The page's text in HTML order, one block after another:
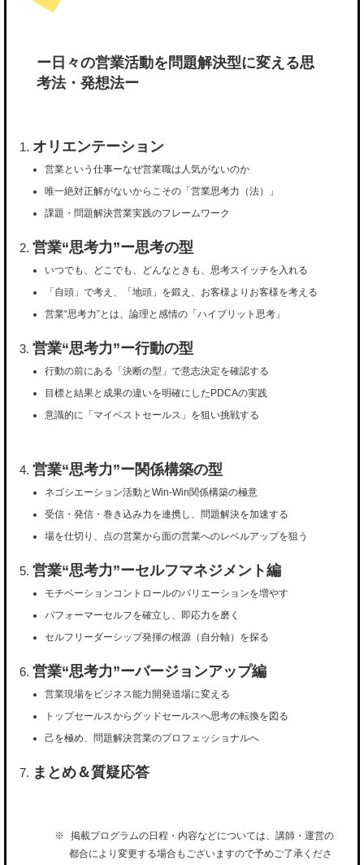
ー日々の営業活動を問題解決型に変える思
考法・発想法ー
オリエンテーション
営業という仕事ーなぜ営業職は人気がないのか
唯一絶対正解がないからこその「営業思考力（法）」
課題・問題解決営業実践のフレームワーク
営業“思考力”ー思考の型
いつでも、どこでも、どんなときも、思考スイッチを入れる
「自頭」で考え、「地頭」を鍛え、お客様よりお客様を考える
営業“思考力”とは、論理と感情の「ハイブリット思考」
営業“思考力”ー行動の型
行動の前にある「決断の型」で意志決定を確認する
目標と結果と成果の違いを明確にしたPDCAの実践
意識的に「マイベストセールス」を狙い挑戦する
営業“思考力”ー関係構築の型
ネゴシエーション活動とWin-Win関係構築の極意
受信・発信・巻き込み力を連携し、問題解決を加速する
場を仕切り、点の営業から面の営業へのレベルアップを狙う
営業“思考力”ーセルフマネジメント編
モチベーションコントロールのバリエーションを増やす
パフォーマーセルフを確立し、即応力を磨く
セルフリーダーシップ発揮の根源（自分軸）を探る
営業“思考力”ーバージョンアップ編
営業現場をビジネス能力開発道場に変える
トップセールスからグッドセールスへ思考の転換を図る
己を極め、問題解決営業のプロフェッショナルへ
まとめ＆質疑応答
掲載プログラムの日程・内容などについては、講師・運営の
都合により変更する場合もございますので予めご了承くださ